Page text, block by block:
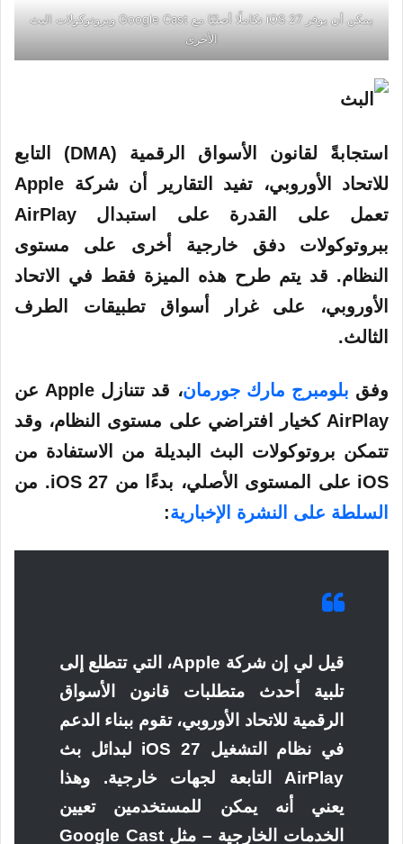
يمكن أن يوفر iOS 27 تكاملًا أصليًا مع Google Cast وبروتوكولات البث
الأخرى
استجابةً لقانون الأسواق الرقمية (DMA) التابع
للاتحاد الأوروبي، تفيد التقارير أن شركة Apple
تعمل على القدرة على استبدال AirPlay
ببروتوكولات دفق خارجية أخرى على مستوى
النظام. قد يتم طرح هذه الميزة فقط في الاتحاد
الأوروبي، على غرار أسواق تطبيقات الطرف
الثالث.
وفق بلومبرج مارك جورمان
، قد تتنازل Apple عن
AirPlay كخيار افتراضي على مستوى النظام، وقد
تتمكن بروتوكولات البث البديلة من الاستفادة من
iOS على المستوى الأصلي، بدءًا من iOS 27. من
السلطة على النشرة الإخبارية:
قيل لي إن شركة Apple، التي تتطلع إلى
تلبية أحدث متطلبات قانون الأسواق
الرقمية للاتحاد الأوروبي، تقوم ببناء الدعم
في نظام التشغيل iOS 27 لبدائل بث
AirPlay التابعة لجهات خارجية. وهذا
يعني أنه يمكن للمستخدمين تعيين
الخدمات الخارجية – مثل Google Cast